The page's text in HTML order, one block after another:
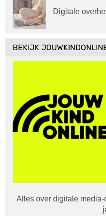
Digitale
BEKIJK
Alles over digitale